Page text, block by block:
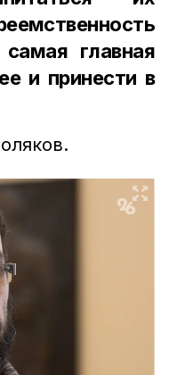
главная
и принести в